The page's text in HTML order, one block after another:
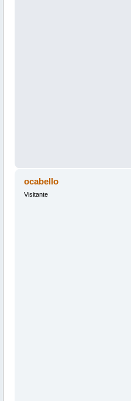
ocabello
Visitante